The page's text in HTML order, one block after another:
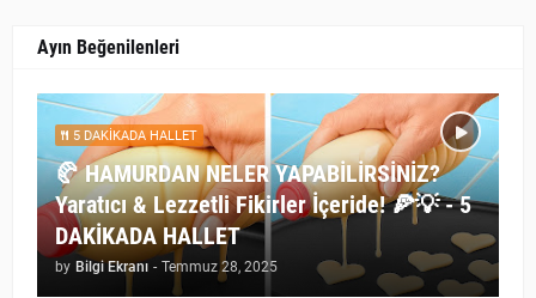
Ayın Beğenilenleri
5 DAKİKADA HALLET
🥐 HAMURDAN NELER YAPABİLİRSİNİZ?
Yaratıcı & Lezzetli Fikirler İçeride! 🍕💡 - 5
DAKİKADA HALLET
by Bilgi Ekranı - Temmuz 28, 2025